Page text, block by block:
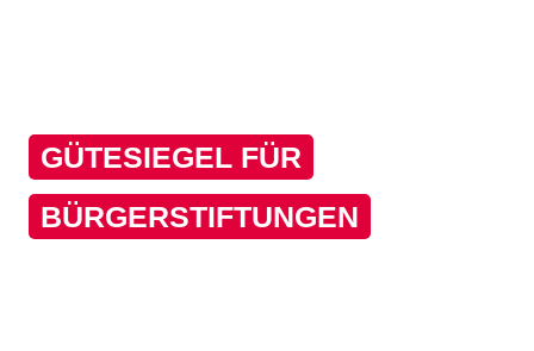
GÜTESIEGEL FÜR
BÜRGERSTIFTUNGEN